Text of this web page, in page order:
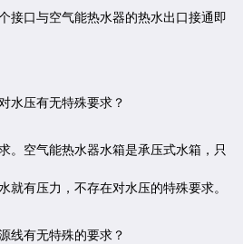
接口与空气能热水器的热水出口接通即
水压有无特殊要求？
。空气能热水器水箱是承压式水箱，只
就有压力，不存在对水压的特殊要求。
线有无特殊的要求？